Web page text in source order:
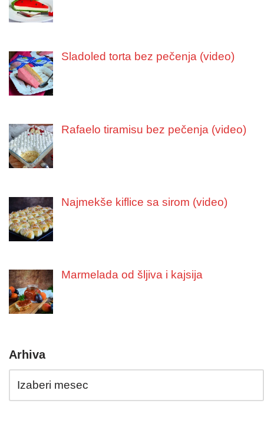
Sladoled torta bez pečenja (video)
Rafaelo tiramisu bez pečenja (video)
Najmekše kiflice sa sirom (video)
Marmelada od šljiva i kajsija
Arhiva